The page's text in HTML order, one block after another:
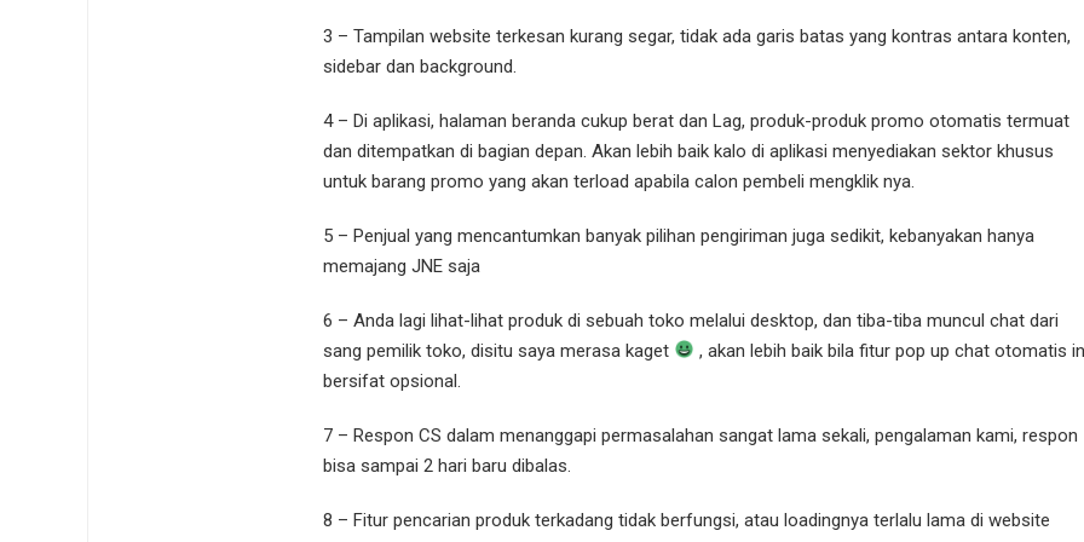
3 – Tampilan website terkesan kurang segar, tidak ada garis batas yang kontras antara konten,
sidebar dan background.
4 – Di aplikasi, halaman beranda cukup berat dan Lag, produk-produk promo otomatis termuat
dan ditempatkan di bagian depan. Akan lebih baik kalo di aplikasi menyediakan sektor khusus
untuk barang promo yang akan terload apabila calon pembeli mengklik nya.
5 – Penjual yang mencantumkan banyak pilihan pengiriman juga sedikit, kebanyakan hanya
memajang JNE saja
6 – Anda lagi lihat-lihat produk di sebuah toko melalui desktop, dan tiba-tiba muncul chat dari
sang pemilik toko, disitu saya merasa kaget
, akan lebih baik bila fitur pop up chat otomatis
bersifat opsional.
7 – Respon CS dalam menanggapi permasalahan sangat lama sekali, pengalaman kami, respon
bisa sampai 2 hari baru dibalas.
8 – Fitur pencarian produk terkadang tidak berfungsi, atau loadingnya terlalu lama di website